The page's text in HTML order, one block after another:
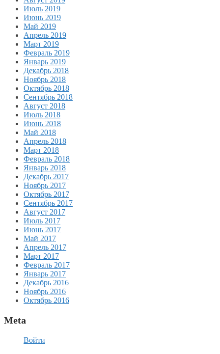
Июль 2019
Июнь 2019
Май 2019
Апрель 2019
Март 2019
Февраль 2019
Январь 2019
Декабрь 2018
Ноябрь 2018
Октябрь 2018
Сентябрь 2018
Август 2018
Июль 2018
Июнь 2018
Май 2018
Апрель 2018
Март 2018
Февраль 2018
Январь 2018
Декабрь 2017
Ноябрь 2017
Октябрь 2017
Сентябрь 2017
Август 2017
Июль 2017
Июнь 2017
Май 2017
Апрель 2017
Март 2017
Февраль 2017
Январь 2017
Декабрь 2016
Ноябрь 2016
Октябрь 2016
Meta
Войти